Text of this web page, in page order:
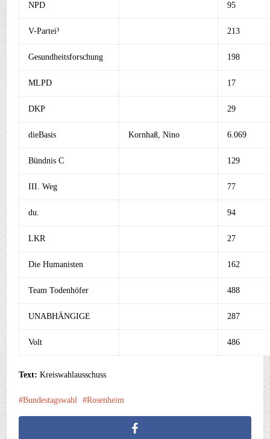
NPD 95
V-Partei³ 213
Gesundheitsforschung 198
MLPD 17
DKP 29
dieBasis Kornhaß, Nino 6.069
Bündnis C 129
III. Weg 77
du. 94
LKR 27
Die Humanisten 162
Team Todenhöfer 488
UNABHÄNGIGE 287
Volt 486
Text: Kreiswahlausschuss
Bundestagswahl Rosenheim